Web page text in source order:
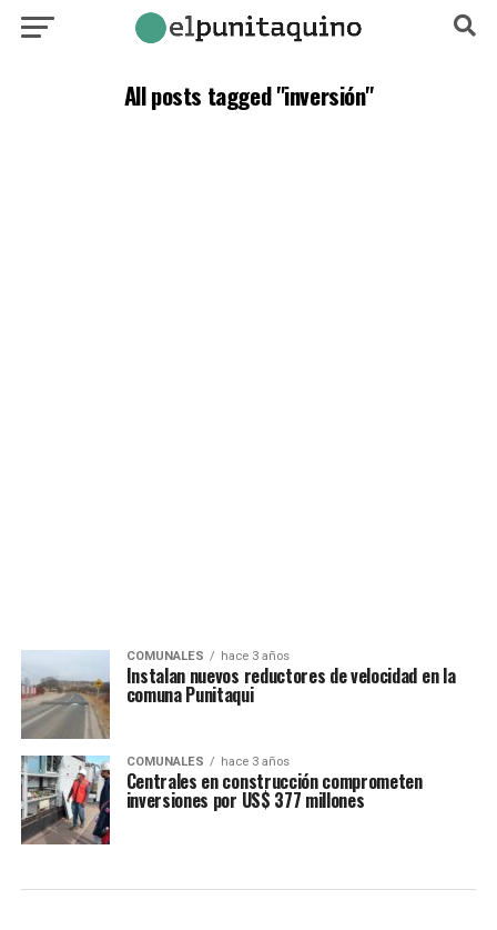
All posts tagged "inversión"
COMUNALES hace 3 años
Instalan nuevos reductores de velocidad en la
comuna Punitaqui
COMUNALES hace 3 años
Centrales en construcción comprometen
inversiones por US$ 377 millones